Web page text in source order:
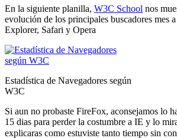
En la siguiente planilla, W3C School nos
evolución de los principales buscadores mes
Explorer, Safari y Opera
Estadística de Navegadores según
W3C
Si aun no probaste FireFox, aconsejamos lo
15 dias para perder la costumbre a IE y lo
explicaras como estuviste tanto tiempo sin